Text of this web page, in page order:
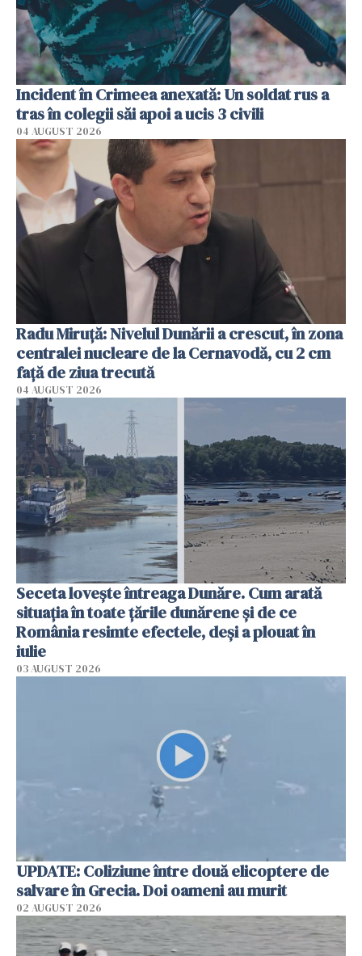
Incident în Crimeea anexată: Un soldat rus a
tras în colegii săi apoi a ucis 3 civili
04 AUGUST 2026
Radu Miruţă: Nivelul Dunării a crescut, în zona
centralei nucleare de la Cernavodă, cu 2 cm
faţă de ziua trecută
04 AUGUST 2026
Seceta lovește întreaga Dunăre. Cum arată
situația în toate țările dunărene și de ce
România resimte efectele, deși a plouat în
iulie
03 AUGUST 2026
UPDATE: Coliziune între două elicoptere de
salvare în Grecia. Doi oameni au murit
02 AUGUST 2026